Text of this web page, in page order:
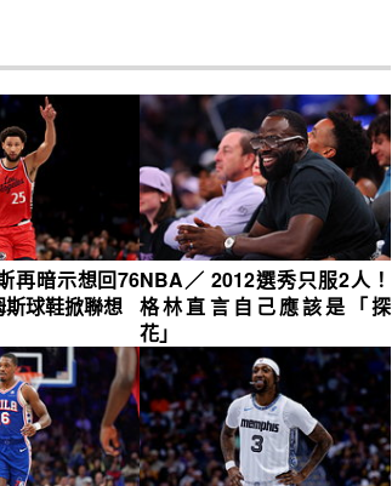
再暗示想回76
球鞋掀聯想
NBA／ 2012選秀只服2人！
格林直言自己應該是「探
花」